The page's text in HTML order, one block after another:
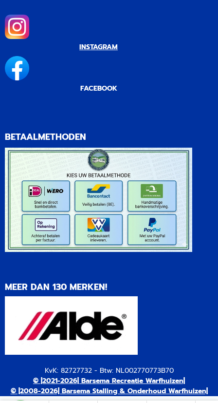
INSTAGRAM
FACEBOOK
BETAALMETHODEN
MEER DAN 130 MERKEN!
KvK: 82727732 - Btw: NL002770773B70
© |2021-2026| Barsema Recreatie Warfhuizen|
© |2008-2026| Barsema Stalling & Onderhoud Warfhuizen|